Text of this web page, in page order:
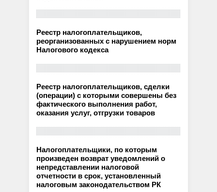
Реестр налогоплательщиков,
реорганизованных с нарушением норм
Налогового кодекса
Реестр налогоплательщиков, сделки
(операции) с которыми совершены без
фактического выполнения работ,
оказания услуг, отгрузки товаров
Налогоплательщики, по которым
произведен возврат уведомлений о
непредставлении налоговой
отчетности в срок, установленный
налоговым законодательством РК